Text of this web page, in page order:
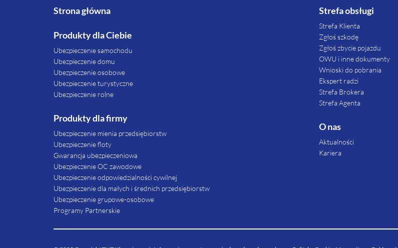
Strona główna
Produkty dla Ciebie
Ubezpieczenie samochodu
Ubezpieczenie domu
Ubezpieczenie osobowe
Ubezpieczenie turystyczne
Ubezpieczenie rolne
Produkty dla firmy
Ubezpieczenie mienia przedsiębiorstw
Ubezpieczenie floty
Gwarancja ubezpieczeniowa
Ubezpieczenie OC zawodowe
Ubezpieczenie odpowiedzialności cywilnej
Ubezpieczenie dla małych i średnich przedsiębiorstw
Ubezpieczenie grupowe-osobowe
Programy Partnerskie
Strefa obsługi
Strefa Klienta
Zgłoś szkodę
Zgłoś zbycie pojazdu
OWU i inne dokumenty
Wnioski do pobrania
Ekspert radzi
Strefa Brokera
Strefa Agenta
O nas
Aktualności
Kariera